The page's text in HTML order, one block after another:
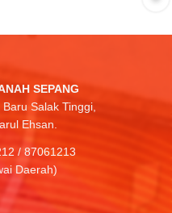
SEPANG
Salak Tinggi,
Ehsan.
/ 87061213
Daerah)